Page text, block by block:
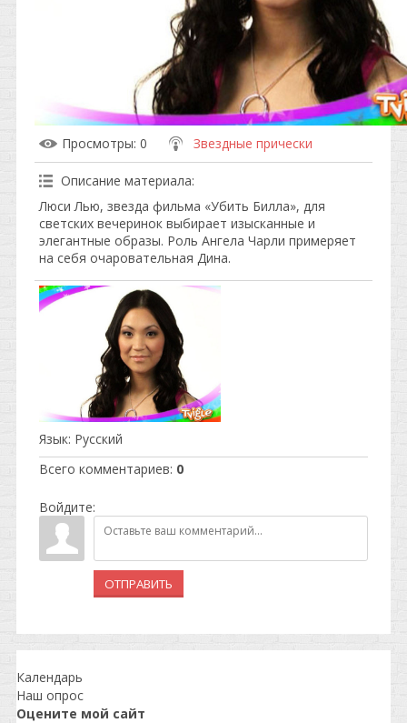
Просмотры: 0 Звездные прически
Описание материала:
Люси Лью, звезда фильма «Убить Билла», для
светских вечеринок выбирает изысканные и
элегантные образы. Роль Ангела Чарли примеряет
на себя очаровательная Дина.
Язык: Русский
Всего комментариев: 0
Войдите:
ОТПРАВИТЬ
Календарь
Наш опрос
Оцените мой сайт